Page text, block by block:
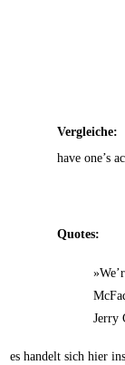
Ver­glei­che:
have one’s
Quo­tes:
Jer­ry
es han­delt sich hier